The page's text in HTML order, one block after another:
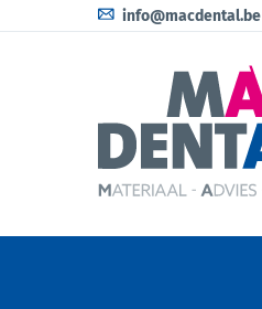
info@macdental.be